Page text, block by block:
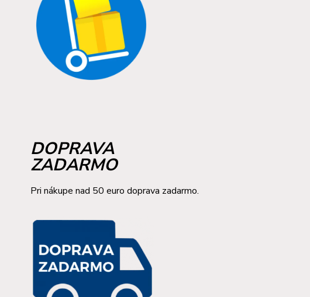
DOPRAVA
ZADARMO
Pri nákupe nad 50 euro doprava zadarmo.